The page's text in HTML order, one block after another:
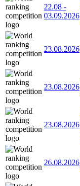
22.08 -
03.09.2026
23.08.2026
23.08.2026
23.08.2026
26.08.2026